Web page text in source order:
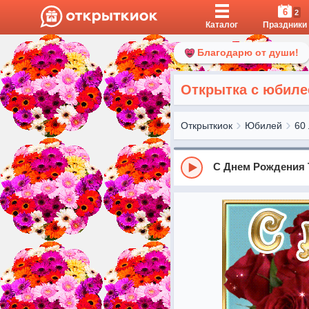
Каталог
6 2
Праздники
Благодарю от души!
Открытка с
Открыткиок Юбилей 60
С Днем Рождения